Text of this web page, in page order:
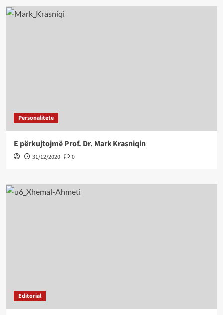
Personalitete
E përkujtojmë Prof. Dr. Mark Krasniqin
31/12/2020 0
Editorial